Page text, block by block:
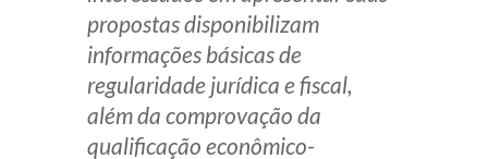
propostas disponibilizam
informações básicas de
regularidade jurídica e fiscal,
além da comprovação da
qualificação econômico-